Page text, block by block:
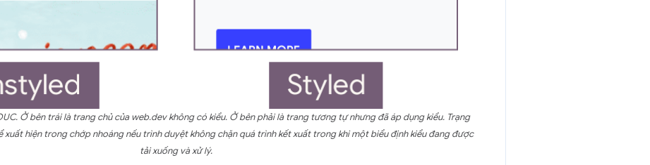
Ở bên trái là trang chủ của web.dev không có kiểu. Ở bên phải là trang tương tự nhưng đã áp dụng kiểu. Trạng
xuất hiện trong chớp nhoáng nếu trình duyệt không chặn quá trình kết xuất trong khi một biểu định kiểu đang được
tải xuống và xử lý.